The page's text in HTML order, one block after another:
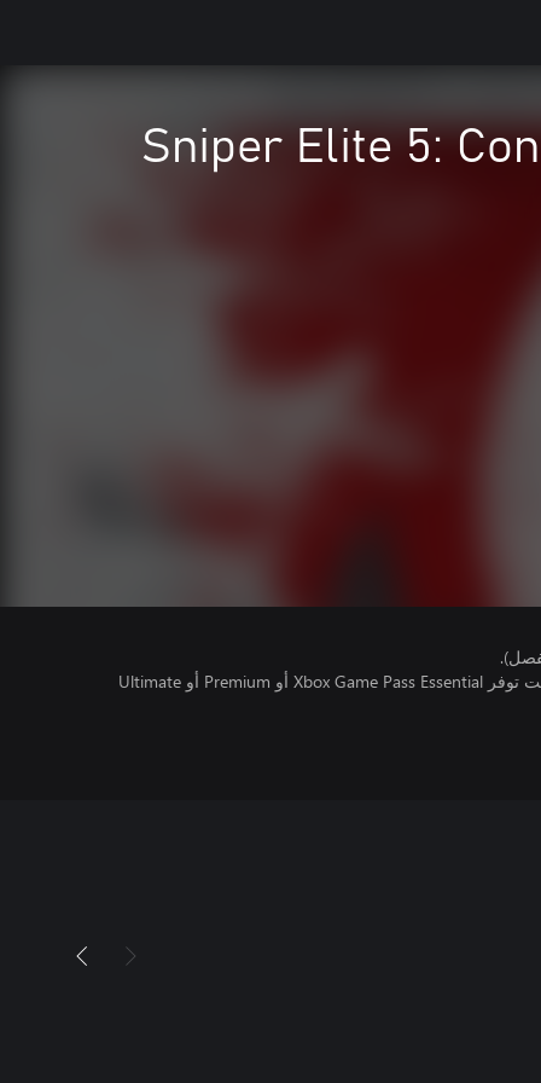
Sniper Elite 5:
تتطلب اللعبة متعددة اللاعبين عبر الإنترنت توفر Xbox Game Pass Essential أو Premium أو Ultimate